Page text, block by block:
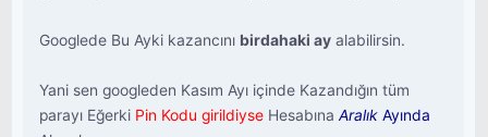
Googlede Bu Ayki kazancını birdahaki ay alabilirsin.
Yani sen googleden Kasım Ayı içinde Kazandığın tüm
parayı Eğerki Pin Kodu girildiyse HesabınaAralık Ayında